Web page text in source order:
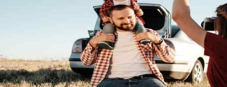
MOORABBIN - AUSTRALIA